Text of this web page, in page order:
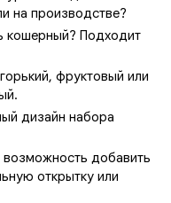
на производстве?
кошерный? Подходит
фруктовый или
дизайн набора
добавить
открытку или